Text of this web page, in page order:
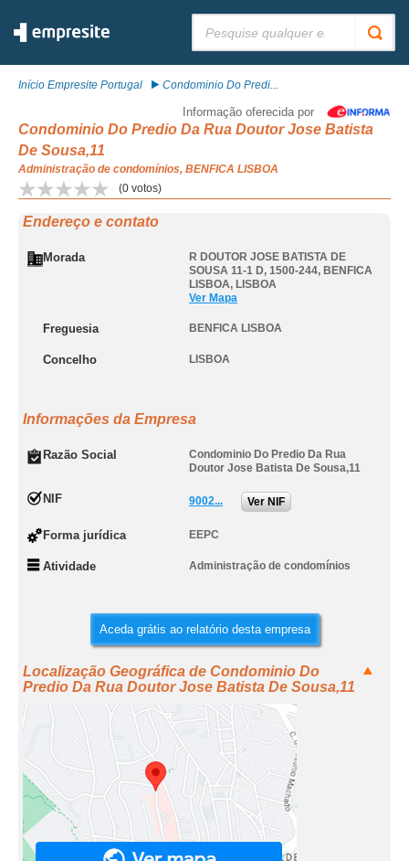
Início Empresite Portugal Condominio Do Predi...
Informação oferecida por
Condominio Do Predio Da Rua Doutor Jose Batista
De Sousa,11
Administração de condomínios, BENFICA LISBOA
(0 votos)
Endereço e contato
Morada
R DOUTOR JOSE BATISTA DE
SOUSA 11-1 D, 1500-244, BENFICA
LISBOA, LISBOA
Ver Mapa
Freguesia BENFICA LISBOA
Concelho LISBOA
Informações da Empresa
Razão Social
Condominio Do Predio Da Rua
Doutor Jose Batista De Sousa,11
NIF 9002... Ver NIF
Forma jurídica EEPC
Atividade Administração de condomínios
Aceda grátis ao relatório desta empresa
Localização Geográfica de Condominio Do
Predio Da Rua Doutor Jose Batista De Sousa,11